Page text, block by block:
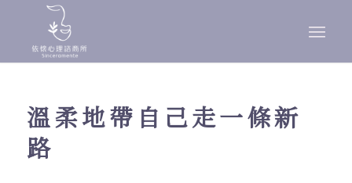
溫柔地帶自己走一條新
路